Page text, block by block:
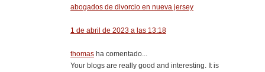
abogados de divorcio en nueva jersey
1 de abril de 2023 a las 13:18
thomas ha comentado...
Your blogs are really good and interesting. It is